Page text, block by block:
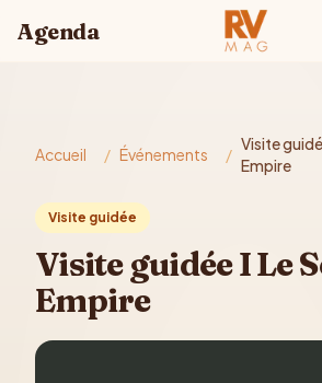
Agenda
Accueil / Événements /
Visite
Empire
Visite guidée
Visite guidée I Le
Empire